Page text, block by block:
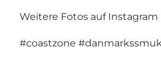
Weitere Fotos auf Instagram
#coastzone